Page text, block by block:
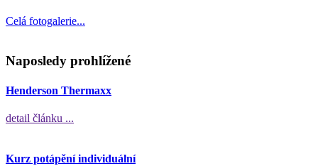
Celá fotogalerie...
Naposledy prohlížené
Henderson Thermaxx
detail článku ...
Kurz potápění individuální